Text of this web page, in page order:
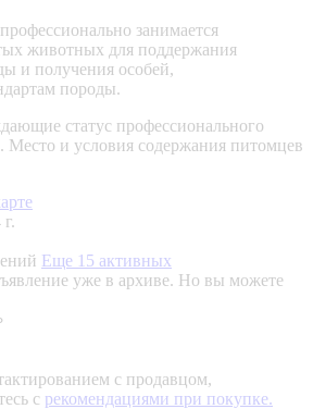
занимается
животных для поддержания
и получения особей,
породы.
статус профессионального
Место и условия содержания питомцев
Еще 15 активных
уже в архиве. Но вы можете
с продавцом,
с рекомендациями при покупке.